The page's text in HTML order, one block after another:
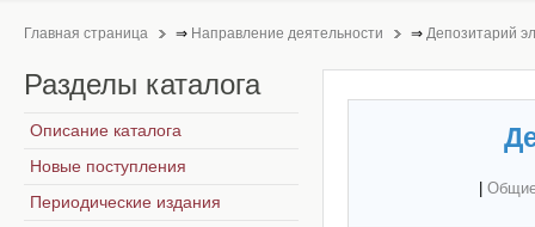
Главная страница ⇒ Направление деятельности ⇒ Депозитарий
Разделы каталога
Описание каталога
Новые поступления
Периодические издания